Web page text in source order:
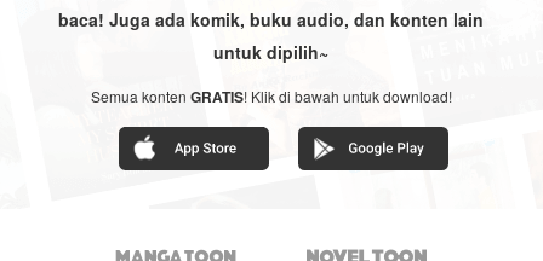
baca! Juga ada komik, buku audio, dan konten lain
untuk dipilih~
Semua konten GRATIS! Klik di bawah untuk download!